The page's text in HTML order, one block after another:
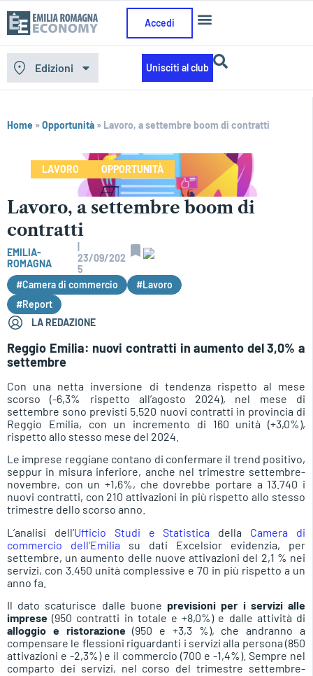
Accedi
Edizioni Unisciti al club
Home »Opportunità » Lavoro, a settembre boom di contratti
LAVORO OPPORTUNITÀ
Lavoro, a settembre boom di
contratti
EMILIA-
ROMAGNA
23/09/202
5
#Camera di commercio
#Lavoro
#Report
LA REDAZIONE
Reggio Emilia: nuovi contratti in aumento del 3,0% a
settembre
Con una netta inversione di tendenza rispetto al mese
scorso (-6,3% rispetto all’agosto 2024), nel mese di
settembre sono previsti 5.520 nuovi contratti in provincia di
Reggio Emilia, con un incremento di 160 unità (+3,0%),
rispetto allo stesso mese del 2024.
Le imprese reggiane contano di confermare il trend positivo,
seppur in misura inferiore, anche nel trimestre settembre-
novembre, con un +1,6%, che dovrebbe portare a 13.740 i
nuovi contratti, con 210 attivazioni in più rispetto allo stesso
trimestre dello scorso anno.
L’analisi dell’Ufficio Studi e Statistica della Camera di
commercio dell’Emilia su dati Excelsior evidenzia, per
settembre, un aumento delle nuove attivazioni del 2,1 % nei
servizi, con 3.450 unità complessive e 70 in più rispetto a un
anno fa.
Il dato scaturisce dalle buoneprevisioni per i servizi alle
imprese (950 contratti in totale e +8,0%) e dalle attività di
alloggio e ristorazione(950 e +3,3 %), che andranno a
compensare le flessioni riguardanti i servizi alla persona (850
attivazioni e -2,3%) e il commercio (700 e -1,4%). Sempre nel
comparto dei servizi, nel corso del trimestre settembre-